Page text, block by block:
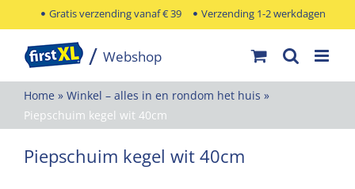
naar
inhoud
Gratis verzending vanaf € 39 Verzending 1-2 werkdagen
Home » Winkel – alles in en rondom het huis »
Piepschuim kegel wit 40cm
Piepschuim kegel wit 40cm